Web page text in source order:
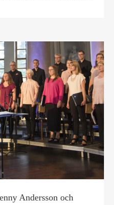
Andersson och